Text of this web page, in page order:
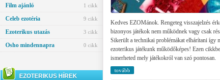
Film ajánló 1 cikk
Celeb ezotéria 9 cikk
Ezoterikus utazás 3 cikk
Osho mindennapra 0 cikk
EZOTERIKUS HÍREK
Kedves EZOMánok. Rengeteg visszajelzés
bizonyos játékok nem működnek vagy csak
Sikerült a technikai problémákat elhárítani így
ezoterikus játékunk működőképes! Ezen
ismerheted mely játékokról van szó pontosan.
tovább